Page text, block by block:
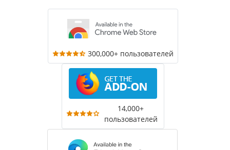
300,000+ пользователей
14,000+
пользователей